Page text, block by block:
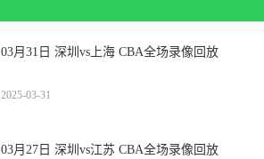
03月31日 深圳vs上海 CBA全场录像回放
2025-03-31
03月27日 深圳vs江苏 CBA全场录像回放